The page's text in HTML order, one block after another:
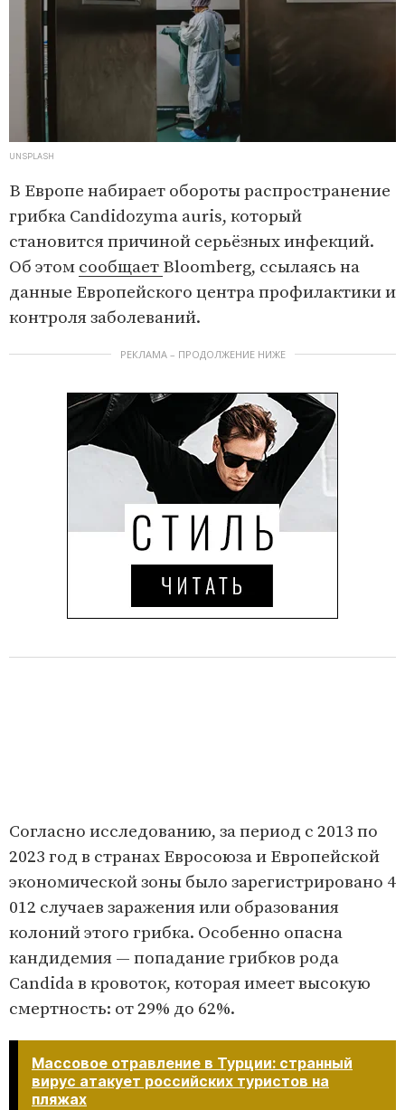
UNSPLASH
В Европе набирает обороты распространение
грибка Candidozyma auris, который
становится причиной серьёзных инфекций.
Об этом сообщает Bloomberg, ссылаясь на
данные Европейского центра профилактики и
контроля заболеваний.
РЕКЛАМА – ПРОДОЛЖЕНИЕ НИЖЕ
Согласно исследованию, за период с 2013 по
2023 год в странах Евросоюза и Европейской
экономической зоны было зарегистрировано 4
012 случаев заражения или образования
колоний этого грибка. Особенно опасна
кандидемия — попадание грибков рода
Candida в кровоток, которая имеет высокую
смертность: от 29% до 62%.
Массовое отравление в Турции: странный
вирус атакует российских туристов на
пляжах